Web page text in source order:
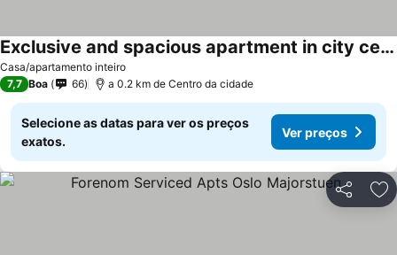
Casa/apartamento inteiro
Exclusive and spacious apartment in city center
7,7 Boa 66 a 0.2 km de Centro da cidade
Selecione as datas para ver os preços
exatos.
Ver preços
Partilhar